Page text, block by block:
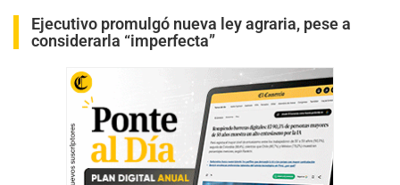
Ejecutivo promulgó nueva ley agraria, pese a
considerarla “imperfecta”